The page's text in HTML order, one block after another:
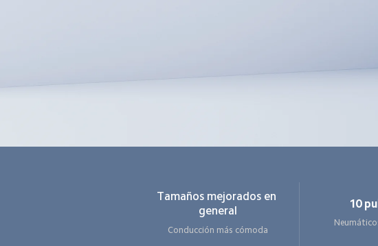
Tamaños mejorados en
general
Conducción más cómoda
10